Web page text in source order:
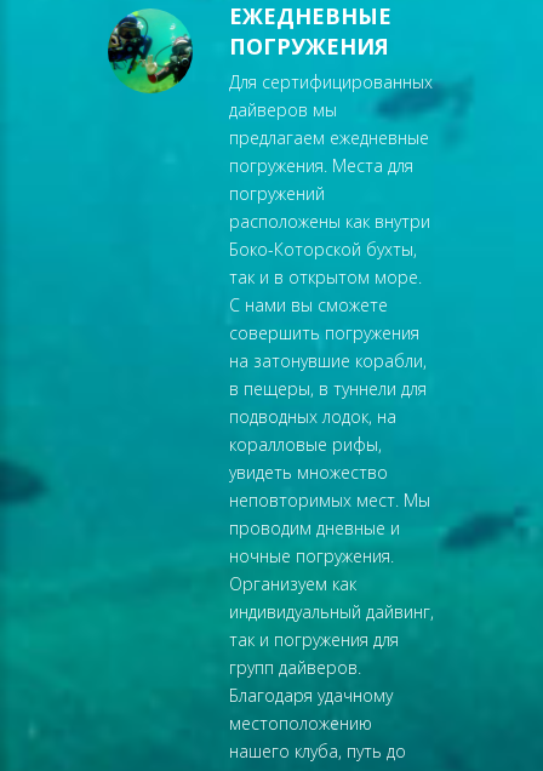
ЕЖЕДНЕВНЫЕ
ПОГРУЖЕНИЯ
Для сертифицированных
дайверов мы
предлагаем ежедневные
погружения. Места для
погружений
расположены как внутри
Боко-Которской бухты,
так и в открытом море.
С нами вы сможете
совершить погружения
на затонувшие корабли,
в пещеры, в туннели для
подводных лодок, на
коралловые рифы,
увидеть множество
неповторимых мест. Мы
проводим дневные и
ночные погружения.
Организуем как
индивидуальный дайвинг,
так и погружения для
групп дайверов.
Благодаря удачному
местоположению
нашего клуба, путь до